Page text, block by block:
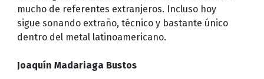
mucho de referentes extranjeros. Incluso hoy
sigue sonando extraño, técnico y bastante único
dentro del metal latinoamericano.
Joaquín Madariaga Bustos